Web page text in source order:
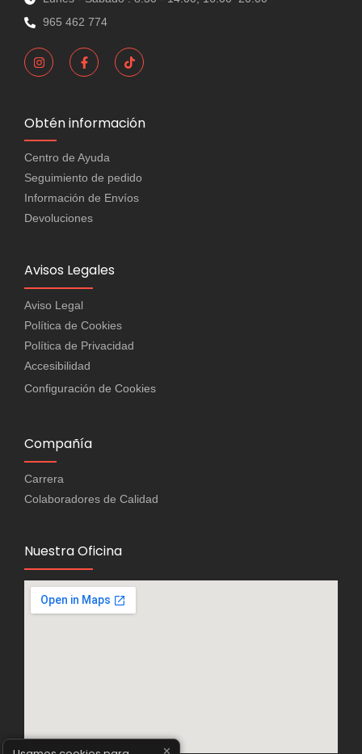
965 462 774
Obtén información
Centro de Ayuda
Seguimiento de pedido
Información de Envíos
Devoluciones
Avisos Legales
Aviso Legal
Política de Cookies
Política de Privacidad
Accesibilidad
Configuración de Cookies
Compañía
Carrera
Colaboradores de Calidad
Nuestra Oficina